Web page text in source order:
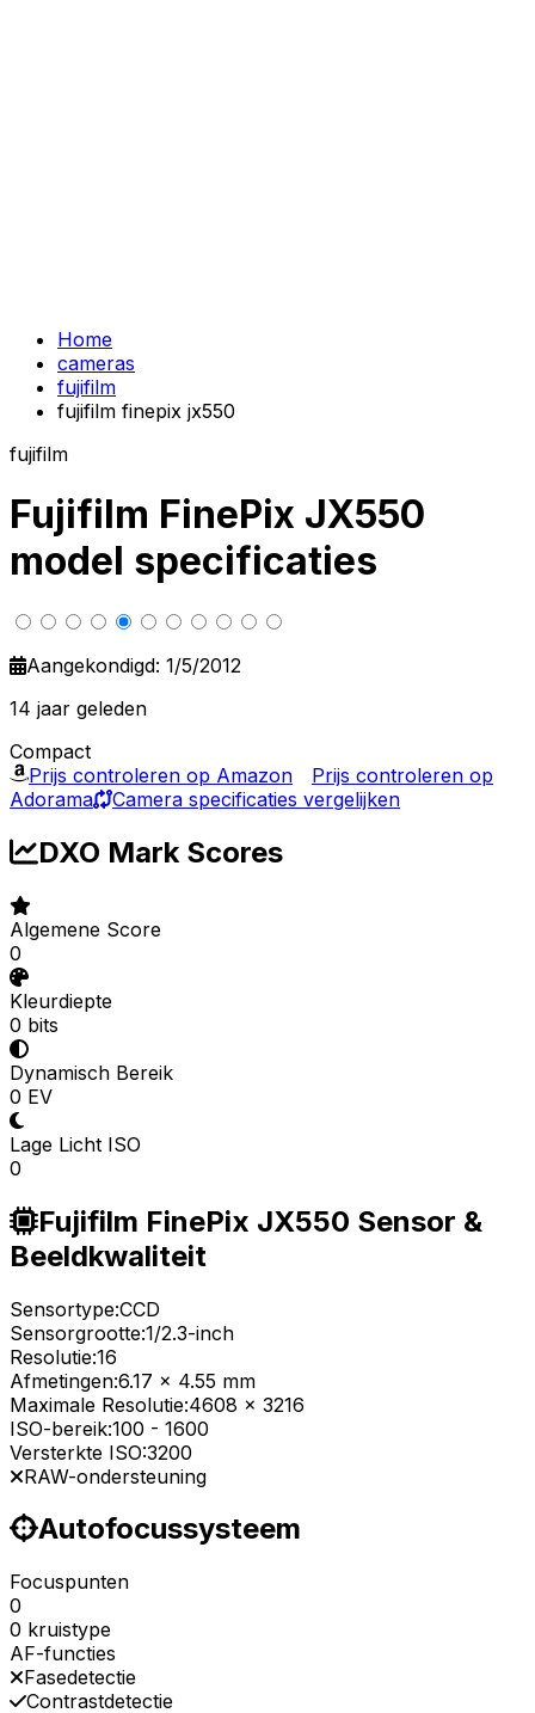
Home
cameras
fujifilm
fujifilm finepix jx550
fujifilm
Fujifilm FinePix JX550
model specificaties
Aangekondigd: 1/5/2012
14 jaar geleden
Compact
Prijs controleren op Amazon
Prijs controleren op
Adorama
Camera specificaties vergelijken
DXO Mark Scores
Algemene Score
0
Kleurdiepte
0 bits
Dynamisch Bereik
0 EV
Lage Licht ISO
0
Fujifilm FinePix JX550 Sensor &
Beeldkwaliteit
Sensortype:CCD
Sensorgrootte:1/2.3-inch
Resolutie:16
Afmetingen:6.17 x 4.55 mm
Maximale Resolutie:4608 x 3216
ISO-bereik:100 - 1600
Versterkte ISO:3200
RAW-ondersteuning
Autofocussysteem
Focuspunten
0
0 kruistype
AF-functies
Fasedetectie
Contrastdetectie